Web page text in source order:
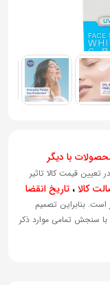
با دیگر
تعیین قیمت کالا تاثیر
کالا، تاریخ انقضا
است. بنابراین تصمیم
سنجش تمامی موارد ذکر